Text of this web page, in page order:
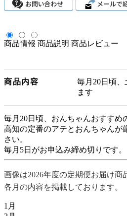
商品情報 商品説明 商品レビュー
商品内容
毎月20日頃
ます
毎月20日頃、おんちゃんおすすめ
高知の定番のアテとおんちゃんが
さい。
毎月5日がお申込み締め切りです。
画像は2026年度の定期便お届け商
各月の内容を掲載しております。
1月